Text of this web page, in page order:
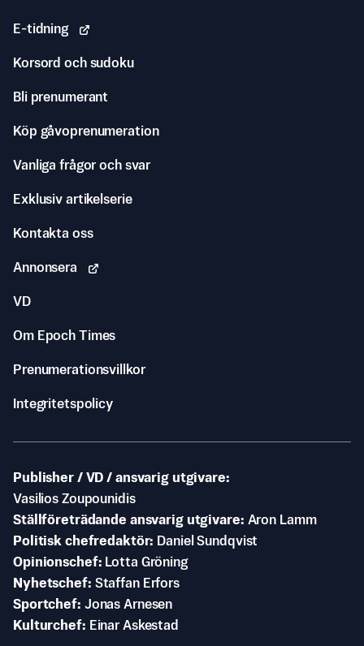
E-tidning
Korsord och sudoku
Bli prenumerant
Köp gåvoprenumeration
Vanliga frågor och svar
Exklusiv artikelserie
Kontakta oss
Annonsera
VD
Om Epoch Times
Prenumerationsvillkor
Integritetspolicy
Publisher / VD / ansvarig utgivare
Vasilios Zoupounidis
Ställföreträdande ansvarig utgivare Aron Lamm
Politisk chefredaktör
Daniel Sundqvist
Opinionschef
Lotta Gröning
Nyhetschef Staffan Erfors
Sportchef Jonas Arnesen
Kulturchef
Einar Askestad